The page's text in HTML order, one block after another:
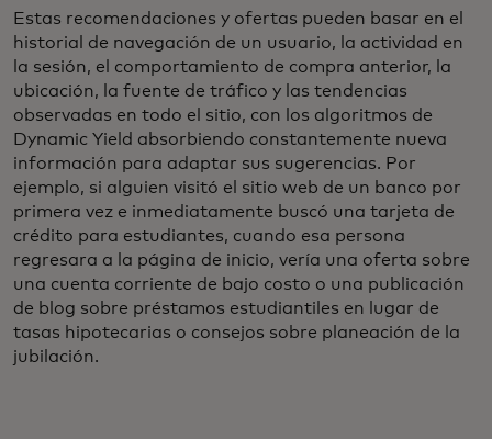
Estas recomendaciones y ofertas pueden basar en el
historial de navegación de un usuario, la actividad en
la sesión, el comportamiento de compra anterior, la
ubicación, la fuente de tráfico y las tendencias
observadas en todo el sitio, con los algoritmos de
Dynamic Yield absorbiendo constantemente nueva
información para adaptar sus sugerencias. Por
ejemplo, si alguien visitó el sitio web de un banco por
primera vez e inmediatamente buscó una tarjeta de
crédito para estudiantes, cuando esa persona
regresara a la página de inicio, vería una oferta sobre
una cuenta corriente de bajo costo o una publicación
de blog sobre préstamos estudiantiles en lugar de
tasas hipotecarias o consejos sobre planeación de la
jubilación.